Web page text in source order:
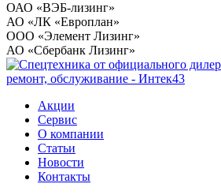
ОАО «ВЭБ-лизинг»
АО «ЛК «Европлан»
ООО «Элемент Лизинг»
АО «Сбербанк Лизинг»
Акции
Сервис
О компании
Статьи
Новости
Контакты